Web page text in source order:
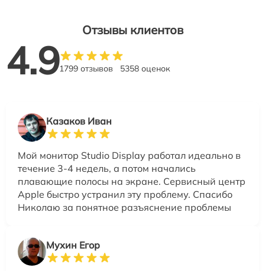
Отзывы клиентов
4.91799 отзывов 5358 оценок
Казаков Иван
Мой монитор Studio Display работал идеально в
течение 3-4 недель, а потом начались
плавающие полосы на экране. Сервисный центр
Apple быстро устранил эту проблему. Спасибо
Николаю за понятное разъяснение проблемы
Мухин Егор